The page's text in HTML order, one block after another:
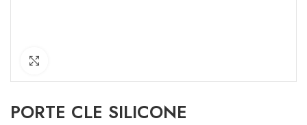
PORTE CLE SILICONE